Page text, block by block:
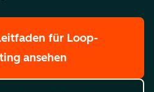
für Loop-
ansehen